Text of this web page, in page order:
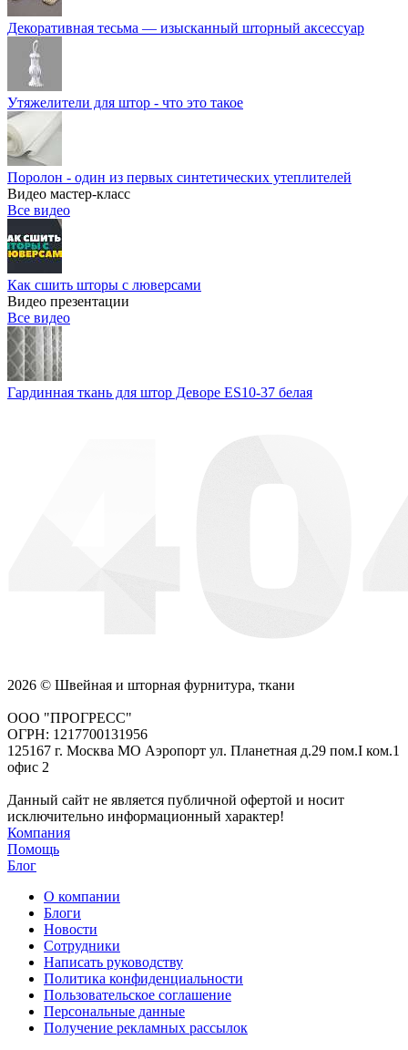
Декоративная тесьма — изысканный шторный аксессуар
Утяжелители для штор - что это такое
Поролон - один из первых синтетических утеплителей
Видео мастер-класс
Все видео
Как сшить шторы с люверсами
Видео презентации
Все видео
Гардинная ткань для штор Деворе ES10-37 белая
2026 © Швейная и шторная фурнитура, ткани
ООО "ПРОГРЕСС"
ОГРН: 1217700131956
125167 г. Москва МО Аэропорт ул. Планетная д.29 пом.I ком.1
офис 2
Данный сайт не является публичной офертой и носит
исключительно информационный характер!
Компания
Помощь
Блог
О компании
Блоги
Новости
Сотрудники
Написать руководству
Политика конфиденциальности
Пользовательское соглашение
Персональные данные
Получение рекламных рассылок